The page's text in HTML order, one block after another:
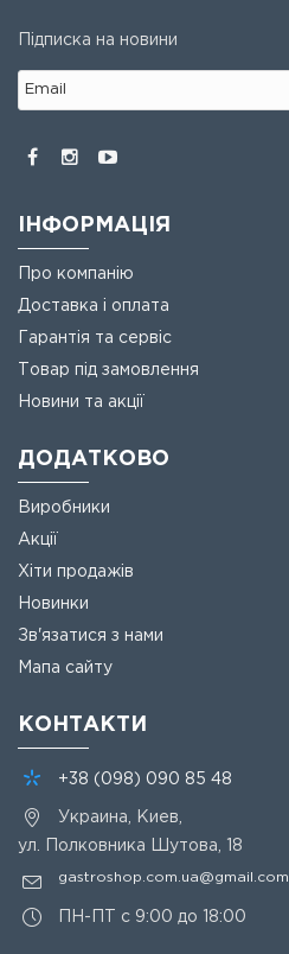
Підписка на новини
ІНФОРМАЦІЯ
Про компанію
Доставка і оплата
Гарантія та сервіс
Товар під замовлення
Новини та акції
ДОДАТКОВО
Виробники
Акції
Хіти продажів
Новинки
Зв'язатися з нами
Мапа сайту
КОНТАКТИ
+38 (098) 090 85 48
Украина, Киев,
ул. Полковника Шутова, 18
gastroshop.com.ua@gmail.com
ПН-ПТ с 9:00 до 18:00